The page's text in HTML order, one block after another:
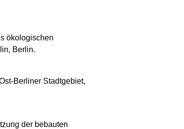
ökologischen
Berlin.
Berliner Stadtgebiet,
der bebauten